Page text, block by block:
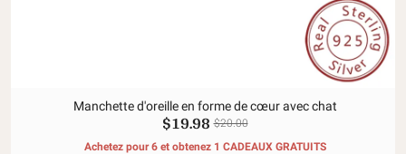
Manchette d'oreille en forme de cœur avec chat
$19.98 $20.00
Achetez pour 6 et obtenez 1 CADEAUX GRATUITS